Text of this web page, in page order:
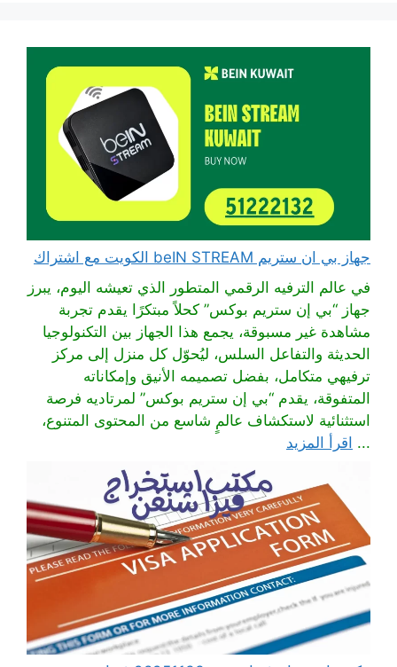
جهاز بي ان ستريم beIN STREAM الكويت مع اشتراك
في عالم الترفيه الرقمي المتطور الذي تعيشه اليوم، يبرز
جهاز “بي إن ستريم بوكس” كحلاً مبتكرًا يقدم تجربة
مشاهدة غير مسبوقة، يجمع هذا الجهاز بين التكنولوجيا
الحديثة والتفاعل السلس، ليُحوّل كل منزل إلى مركز
ترفيهي متكامل، بفضل تصميمه الأنيق وإمكاناته
المتفوقة، يقدم “بي إن ستريم بوكس” لمرتاديه فرصة
استثنائية لاستكشاف عالمٍ شاسع من المحتوى المتنوع،
... اقرأ المزيد